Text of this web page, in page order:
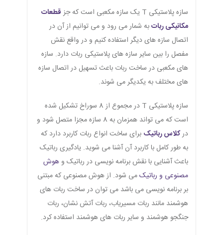
سازه پلاستیکی T یک سازه مکعبی است که جز
قطعات
مکانیکی رباتبه شمار می رود و می توانیم از آن در
اتصال سازه های دیگر استفاده کنیم و در واقع نقش
مفصل را بین سایر سازه های پلاستیکی ربات دارد. سازه
های مکعبی در ساخت ربات باعث تسهیل در اتصال سازه
های مختلف به یکدیگر می شوند.
سازه پلاستیکی T در مجموع از 8 سوراخ تشکیل شده
است که می تواند همزمان به 8 سازه مجزا متصل شود و
درکلاس رباتیک برای ساخت انواع ربات کاربرد دارد که
به طور کامل با کاربرد آن آشنا می شوید. یادگیری رباتیک
باعث آشنایی با نقش برنامه نویسی در رباتیک وهوش
مصنوعی و رباتیکمی شود. از هوش مصنوعی که مبتنی
بر برنامه نویسی می باشد می توان در ساخت ربات های
هوشمند مانند ربات مسیریاب، ربات آتش نشان، ربات
جنگجو هوشمند و سایر ربات های هوشمند استفاده کرد.